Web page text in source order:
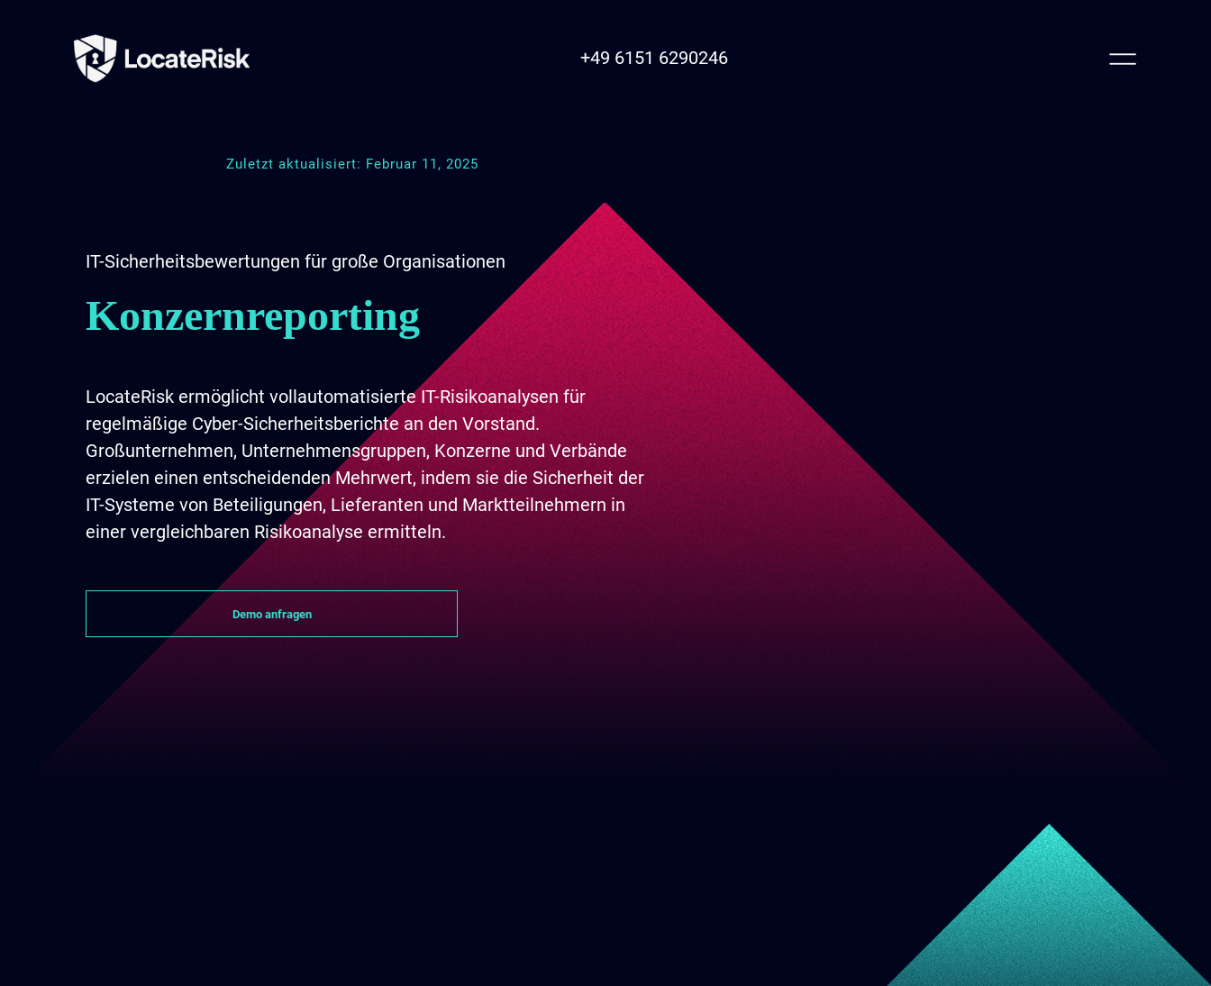
+49 6151 6290246
Zuletzt aktualisiert: Februar 11, 2025
IT-Sicherheitsbewertungen für große Organisationen
Konzernreporting
LocateRisk ermöglicht vollautomatisierte IT-Risikoanalysen für
regelmäßige Cyber-Sicherheitsberichte an den Vorstand.
Großunternehmen, Unternehmensgruppen, Konzerne und Verbände
erzielen einen entscheidenden Mehrwert, indem sie die Sicherheit der
IT-Systeme von Beteiligungen, Lieferanten und Marktteilnehmern in
einer vergleichbaren Risikoanalyse ermitteln.
Demo anfragen